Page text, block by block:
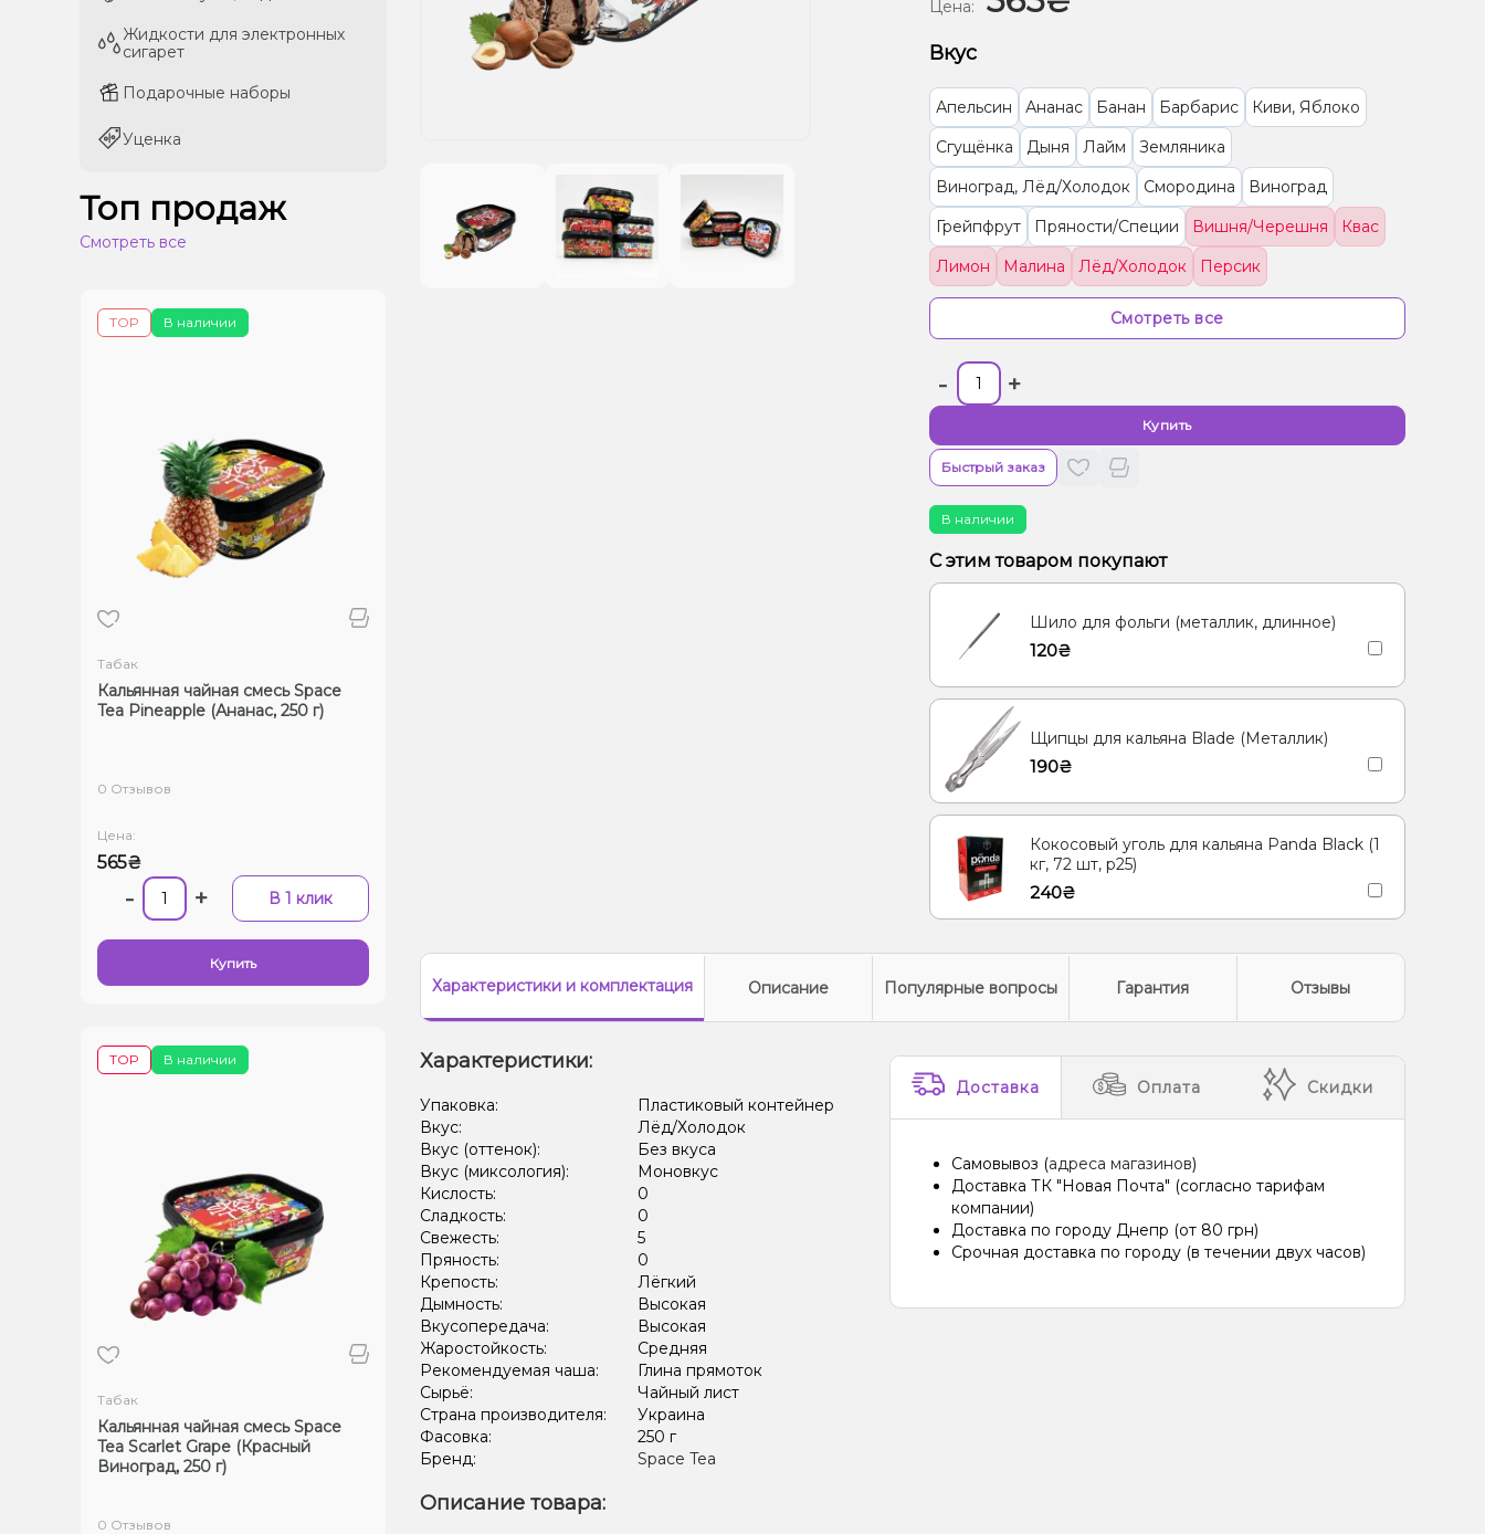
Жидкости для электронных
сигарет
Подарочные наборы
Уценка
Жидкости для электронных
сигарет
Подарочные наборы
Уценка
Топ продаж
Смотреть все
В наличии
TOP
Табак
Кальянная чайная смесь Space
Tea Pineapple (Ананас, 250 г)
0 Отзывов
Цена:
565₴
- + В 1 клик
Купить
В наличии
TOP
Табак
Кальянная чайная смесь Space
Tea Scarlet Grape (Красный
Виноград, 250 г)
0 Отзывов
Цена:
Вкус
Апельсин Ананас Банан Барбарис
Киви, Яблоко
Сгущёнка
Дыня Лайм
Земляника
Виноград, Лёд/Холодок
Смородина
Виноград
Грейпфрут
Пряности/Специи Вишня/Черешня
Квас
Лимон
Малина Лёд/Холодок
Персик
Грейпфрут, Клубника, Малина
Черника/Голубика
Конфеты, Яблоко
Клубника, Конфеты, Сливки/Крем
Гранат, Энергетик
Вишня/Черешня, Гранат
Конфеты, Мультифрукт
Ананас, Грейпфрут, Малина
Маракуйя
Специи/Пряности, Чай, Ягоды
Лимон, Пирог/Кондитерка
Смотреть все
- +
Купить
Быстрый заказ
В наличии
С этим товаром покупают
Шило для фольги (металлик, длинное)
120₴
Щипцы для кальяна Blade (Металлик)
190₴
Кокосовый уголь для кальяна Panda Black (1
кг, 72 шт, р25)
240₴
Характеристикии комплектация Описание Популярные вопросы Гарантия Отзывы
Характеристики:
Упаковка:
Пластиковый контейнер
Вкус:
Лёд/Холодок
Вкус (оттенок):
Без вкуса
Вкус (миксология):
Моновкус
Кислость:
0
Сладкость:
0
Свежесть:
5
Пряность:
0
Крепость:
Лёгкий
Дымность:
Высокая
Вкусопередача:
Высокая
Жаростойкость:
Средняя
Рекомендуемая чаша:
Глина прямоток
Сырьё:
Чайный лист
Страна производителя:
Украина
Фасовка:
250 г
Бренд:
Space Tea
Доставка Оплата Скидки
Самовывоз (адреса магазинов)
Доставка ТК "Новая Почта" (согласно тарифам
компании)
Доставка по городу Днепр (от 80 грн)
Срочная доставка по городу (в течении двух часов)
Описание товара: